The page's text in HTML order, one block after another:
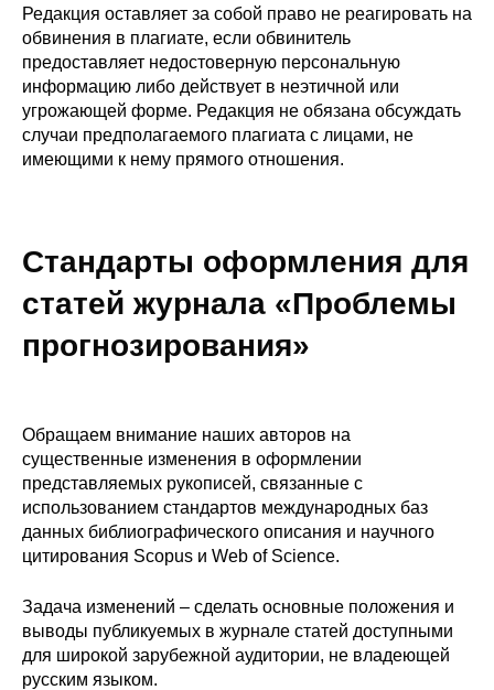
Редакция оставляет за собой право не реагировать на
обвинения в плагиате, если обвинитель
предоставляет недостоверную персональную
информацию либо действует в неэтичной или
угрожающей форме. Редакция не обязана обсуждать
случаи предполагаемого плагиата с лицами, не
имеющими к нему прямого отношения.
Стандарты оформления для
статей журнала «Проблемы
прогнозирования»
Обращаем внимание наших авторов на
существенные изменения в оформлении
представляемых рукописей, связанные с
использованием стандартов международных баз
данных библиографического описания и научного
цитирования Scopus и Web of Science.
Задача изменений – сделать основные положения и
выводы публикуемых в журнале статей доступными
для широкой зарубежной аудитории, не владеющей
русским языком.